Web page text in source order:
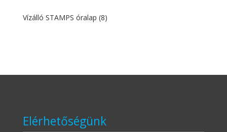
Vízálló STAMPS óralap (8)
Elérhetőségünk